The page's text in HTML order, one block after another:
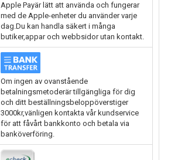
Apple Payär lätt att använda och fungerar
med de Apple-enheter du använder varje
dag.Du kan handla säkert i många
butiker,appar och webbsidor utan kontakt.
Om ingen av ovanstående
betalningsmetoderär tillgängliga för dig
och ditt beställningsbeloppöverstiger
3000kr,vänligen kontakta vår kundservice
för att fåvårt bankkonto och betala via
banköverföring.